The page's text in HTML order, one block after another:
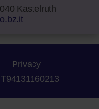
Kastelruth
Privacy